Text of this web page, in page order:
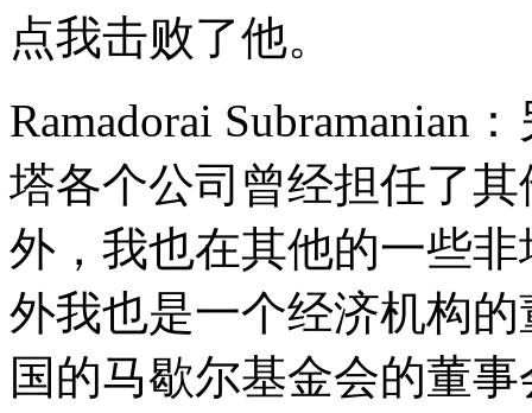
点我击败了他。
Ramadorai Subramanian
塔各个公司曾经担任了
外，我也在其他的一些
外我也是一个经济机构
国的马歇尔基金会的董